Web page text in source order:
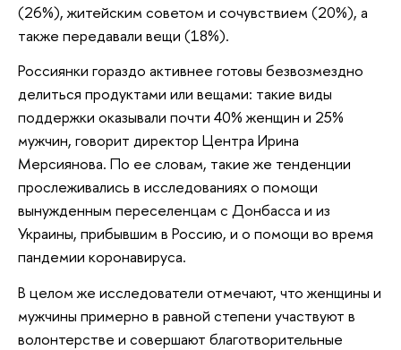
(26%), житейским советом и сочувствием (20%), а
также передавали вещи (18%).
Россиянки гораздо активнее готовы безвозмездно
делиться продуктами или вещами: такие виды
поддержки оказывали почти 40% женщин и 25%
мужчин, говорит директор Центра Ирина
Мерсиянова. По ее словам, такие же тенденции
прослеживались в исследованиях о помощи
вынужденным переселенцам с Донбасса и из
Украины, прибывшим в Россию, и о помощи во время
пандемии коронавируса.
В целом же исследователи отмечают, что женщины и
мужчины примерно в равной степени участвуют в
волонтерстве и совершают благотворительные